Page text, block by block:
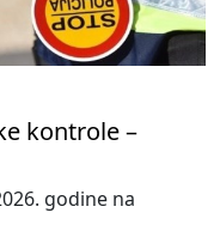
kontrole –
godine na